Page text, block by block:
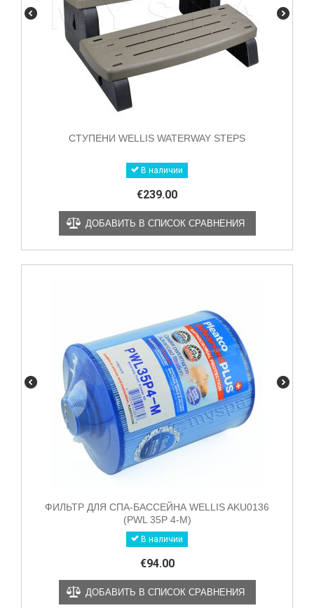
СТУПЕНИ WELLIS WATERWAY STEPS
В наличии
€239.00
ДОБАВИТЬ В СПИСОК СРАВНЕНИЯ
ФИЛЬТР ДЛЯ СПА-БАССЕЙНА WELLIS AKU0136
(PWL 35P 4-M)
В наличии
€94.00
ДОБАВИТЬ В СПИСОК СРАВНЕНИЯ